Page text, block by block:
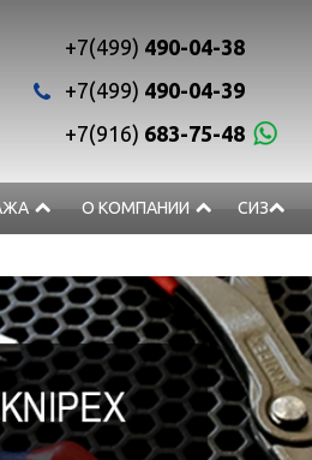
+7(499) 490-04-38
+7(499) 490-04-39
+7(916) 683-75-48
О КОМПАНИИ СИЗ